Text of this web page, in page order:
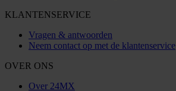
KLANTENSERVICE
Vragen & antwoorden
Neem contact op met de klantenservice
OVER ONS
Over 24MX